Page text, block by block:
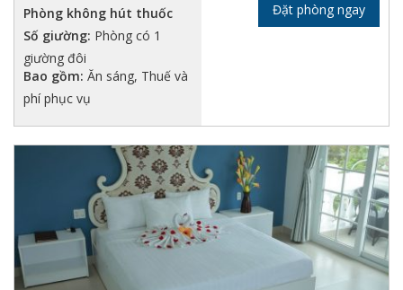
Phòng không hút thuốc
Số giường: Phòng có 1
giường đôi
Bao gồm: Ăn sáng, Thuế và
phí phục vụ
Đặt phòng ngay